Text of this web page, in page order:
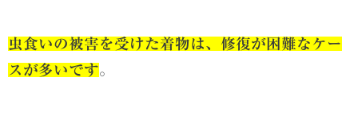
虫食いの被害を受けた着物は、修復が困難なケー
スが多いです。